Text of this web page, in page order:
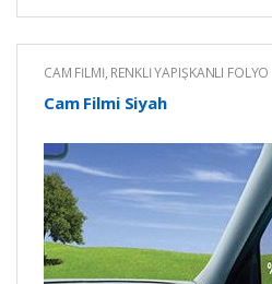
CAM FİLMİ, RENKLİ YAPIŞKANLI FOLYO
Cam Filmi Siyah